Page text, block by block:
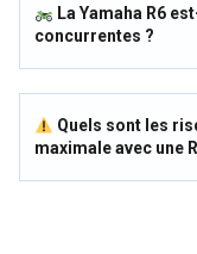
La Yamaha R6
concurrentes ?
Quels sont les
maximale avec une